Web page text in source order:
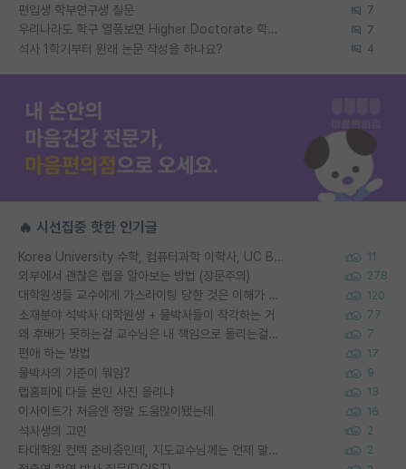
편입생 학부연구생 질문 7
우리나라도 학구 열풍보면 Higher Doctorate 학위가 필요하다고 봅니다. 7
석사 1학기부터 원래 논문 작성을 하나요? 4
🔥 시선집중 핫한 인기글
Korea University 수학, 컴퓨터과학 이학사, UC Berkeley 산업공학 대학원 공학박사가 되는 것은 쉽지 않겠죠? 11
외부에서 괜찮은 랩을 알아보는 방법 (장문주의) 278
대학원생들 교수에게 가스라이팅 당한 것은 이해가 갑니다. 안타깝네요. 120
소재분야 석박사 대학원생 + 물박사들이 착각하는 거 77
왜 후배가 못하는걸 교수님은 내 책임으로 돌리는걸까요? 7
편애 하는 방법 17
물박사의 기준이 뭐임? 9
랩홈피에 다들 본인 사진 올리냐 13
이사이트가 처음엔 정말 도움많이됐는데 16
석사생의 고민 2
타대학원 컨텍 준비중인데, 지도교수님께는 언제 말씀드려야 할까요? 2